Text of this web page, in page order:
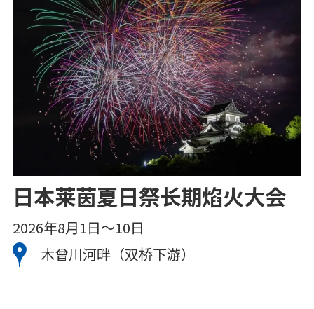
日本莱茵夏日祭长期焰火大会
2026年8月1日～10日
木曾川河畔（双桥下游）